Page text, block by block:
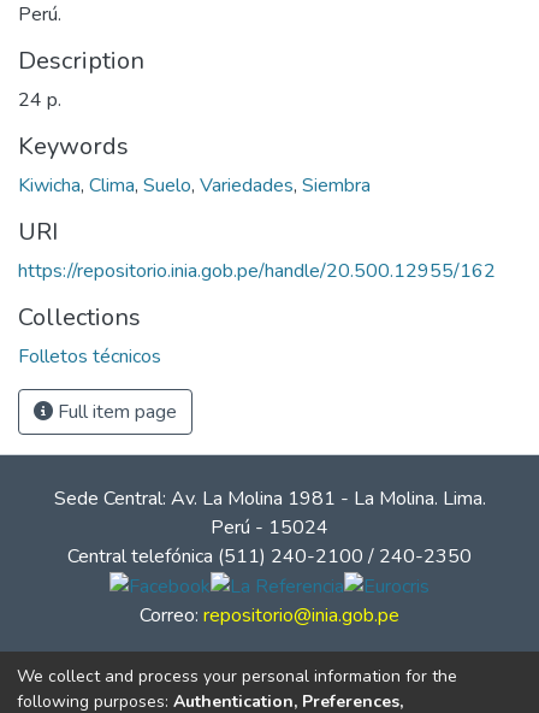
Perú.
Description
24 p.
Keywords
Kiwicha, Clima, Suelo, Variedades, Siembra
URI
https://repositorio.inia.gob.pe/handle/20.500.12955/162
Collections
Folletos técnicos
Full item page
Sede Central: Av. La Molina 1981 - La Molina. Lima.
Perú - 15024
Central telefónica (511) 240-2100 / 240-2350
Correo: repositorio@inia.gob.pe
We collect and process your personal information for the
following purposes: Authentication, Preferences,